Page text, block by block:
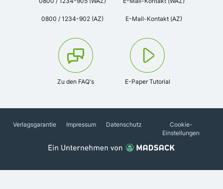
0800 / 1234-902 (AZ) E-Mail-Kontakt (AZ)
Zu den FAQ's E-Paper Tutorial
Verlagsgarantie Impressum Datenschutz
Cookie-
Einstellungen